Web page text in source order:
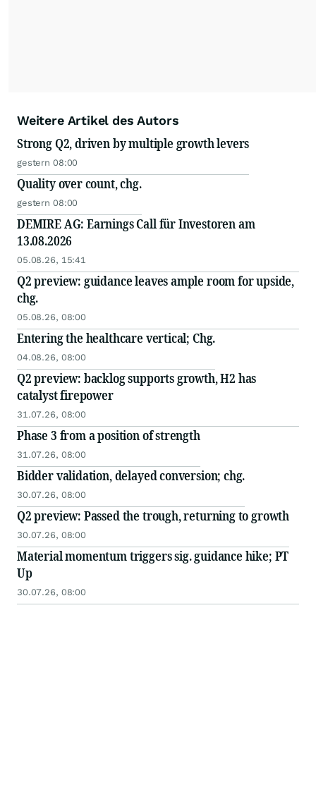
Weitere Artikel des Autors
Strong Q2, driven by multiple growth levers
gestern 08:00
Quality over count, chg.
gestern 08:00
DEMIRE AG: Earnings Call für Investoren am
13.08.2026
05.08.26, 15:41
Q2 preview: guidance leaves ample room for upside,
chg.
05.08.26, 08:00
Entering the healthcare vertical; Chg.
04.08.26, 08:00
Q2 preview: backlog supports growth, H2 has
catalyst firepower
31.07.26, 08:00
Phase 3 from a position of strength
31.07.26, 08:00
Bidder validation, delayed conversion; chg.
30.07.26, 08:00
Q2 preview: Passed the trough, returning to growth
30.07.26, 08:00
Material momentum triggers sig. guidance hike; PT
Up
30.07.26, 08:00